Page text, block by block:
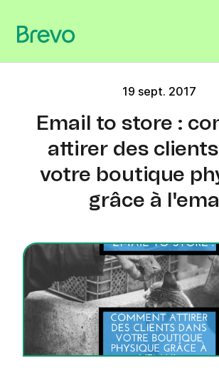
19 sept. 2017
Email to store :
attirer des
votre boutique
grâce à